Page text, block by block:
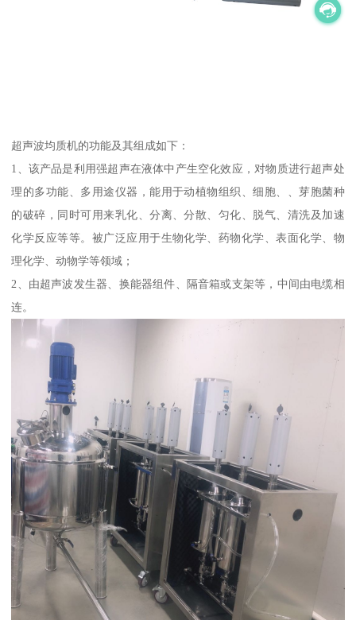
超声波均质机的功能及其组成如下：
1、该产品是利用强超声在液体中产生空化效应，对物质进行超声处
理的多功能、多用途仪器，能用于动植物组织、细胞、、芽胞菌种
的破碎，同时可用来乳化、分离、分散、匀化、脱气、清洗及加速
化学反应等等。被广泛应用于生物化学、药物化学、表面化学、物
理化学、动物学等领域；
2、由超声波发生器、换能器组件、隔音箱或支架等，中间由电缆相
连。